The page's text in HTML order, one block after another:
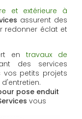
et extérieure à
assurent des
redonner éclat et
en travaux de
des services
vos petits projets
pose enduit
vous